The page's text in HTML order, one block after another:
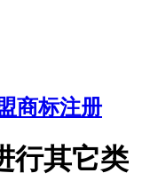
商标注册
行其它类